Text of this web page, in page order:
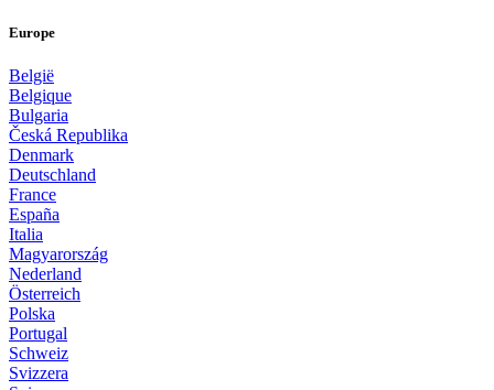
Europe
België
Belgique
Bulgaria
Česká Republika
Denmark
Deutschland
France
España
Italia
Magyarország
Nederland
Österreich
Polska
Portugal
Schweiz
Svizzera